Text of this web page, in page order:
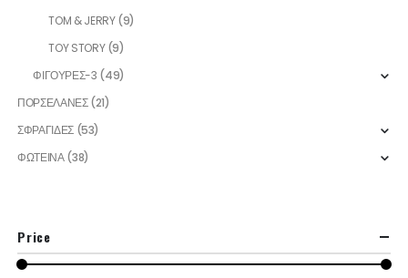
TOM & JERRY (9)
TOY STORY (9)
ΦΙΓΟΥΡΕΣ-3 (49)
ΠΟΡΣΕΛΑΝΕΣ (21)
ΣΦΡΑΓΙΔΕΣ (53)
ΦΩΤΕΙΝΑ(38)
Price